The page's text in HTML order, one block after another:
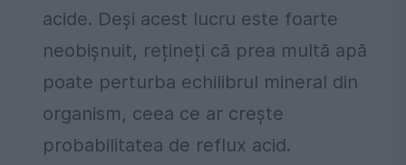
acide. Deși acest lucru este foarte
neobișnuit, rețineți că prea multă apă
poate perturba echilibrul mineral din
organism, ceea ce ar crește
probabilitatea de reflux acid.